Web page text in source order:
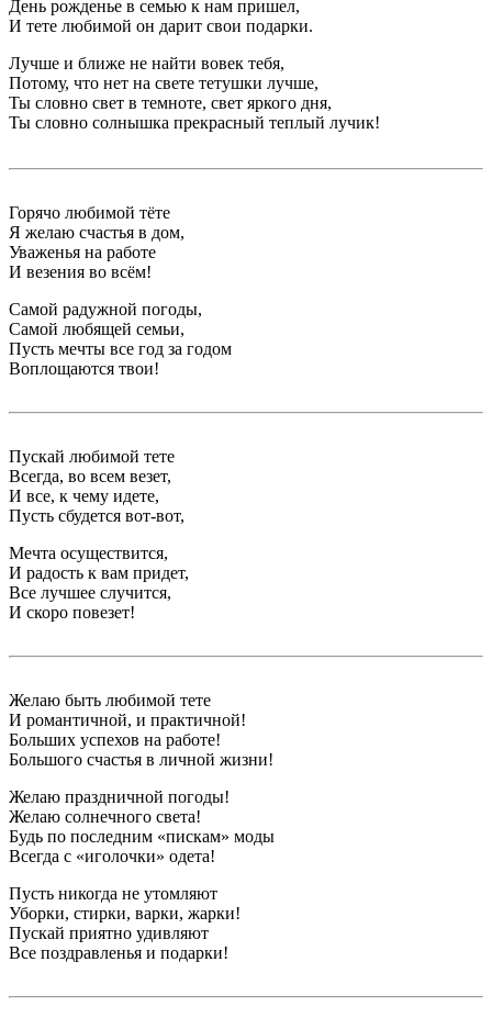
День рожденье в семью к нам пришел,
И тете любимой он дарит свои подарки.
Лучше и ближе не найти вовек тебя,
Потому, что нет на свете тетушки лучше,
Ты словно свет в темноте, свет яркого дня,
Ты словно солнышка прекрасный теплый лучик!
Горячо любимой тёте
Я желаю счастья в дом,
Уваженья на работе
И везения во всём!
Самой радужной погоды,
Самой любящей семьи,
Пусть мечты все год за годом
Воплощаются твои!
Пускай любимой тете
Всегда, во всем везет,
И все, к чему идете,
Пусть сбудется вот-вот,
Мечта осуществится,
И радость к вам придет,
Все лучшее случится,
И скоро повезет!
Желаю быть любимой тете
И романтичной, и практичной!
Больших успехов на работе!
Большого счастья в личной жизни!
Желаю праздничной погоды!
Желаю солнечного света!
Будь по последним «пискам» моды
Всегда с «иголочки» одета!
Пусть никогда не утомляют
Уборки, стирки, варки, жарки!
Пускай приятно удивляют
Все поздравленья и подарки!